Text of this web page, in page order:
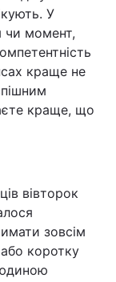
У
чи момент,
краще не
краще, що
вівторок
зовсім
коротку